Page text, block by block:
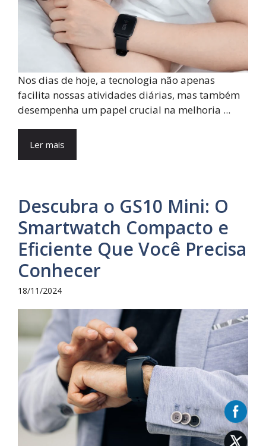
Nos dias de hoje, a tecnologia não apenas
facilita nossas atividades diárias, mas também
desempenha um papel crucial na melhoria ...
Ler mais
Descubra o GS10 Mini: O
Smartwatch Compacto e
Eficiente Que Você Precisa
Conhecer
18/11/2024